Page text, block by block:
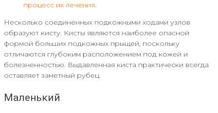
процесс их лечения.
Несколько соединенных подкожными ходами узлов
образуют кисту. Кисты являются наиболее опасной
формой больших подкожных прыщей, поскольку
отличаются глубоким расположением под кожей и
болезненностью. Выдавленная киста практически всегда
оставляет заметный рубец.
Маленький